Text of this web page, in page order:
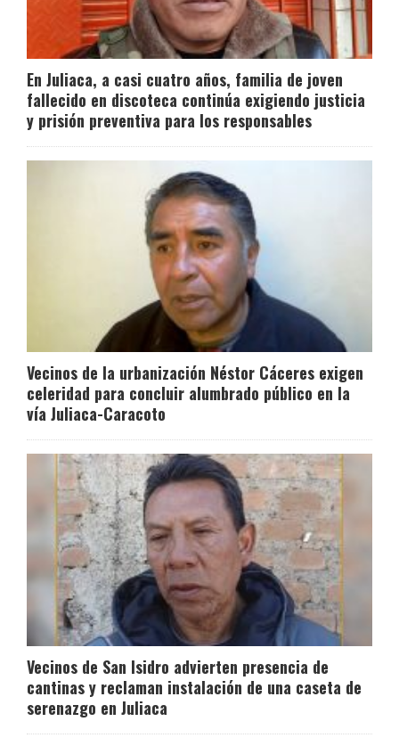
En Juliaca, a casi cuatro años, familia de joven
fallecido en discoteca continúa exigiendo justicia
y prisión preventiva para los responsables
Vecinos de la urbanización Néstor Cáceres exigen
celeridad para concluir alumbrado público en la
vía Juliaca-Caracoto
Vecinos de San Isidro advierten presencia de
cantinas y reclaman instalación de una caseta de
serenazgo en Juliaca